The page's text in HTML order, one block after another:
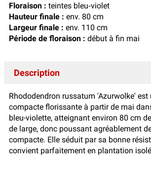
Floraison : teintes bleu‑violet
Hauteur finale : env. 80 cm
Largeur finale : env. 110 cm
Période de floraison : début à fin mai
Description
Rhododendron russatum 'Azurwolke' est
compacte florissante à partir de mai
bleu-violette, atteignant environ 80 cm
de large, donc poussant agréablement
compacte. Elle séduit par sa bonne
convient parfaitement en plantation